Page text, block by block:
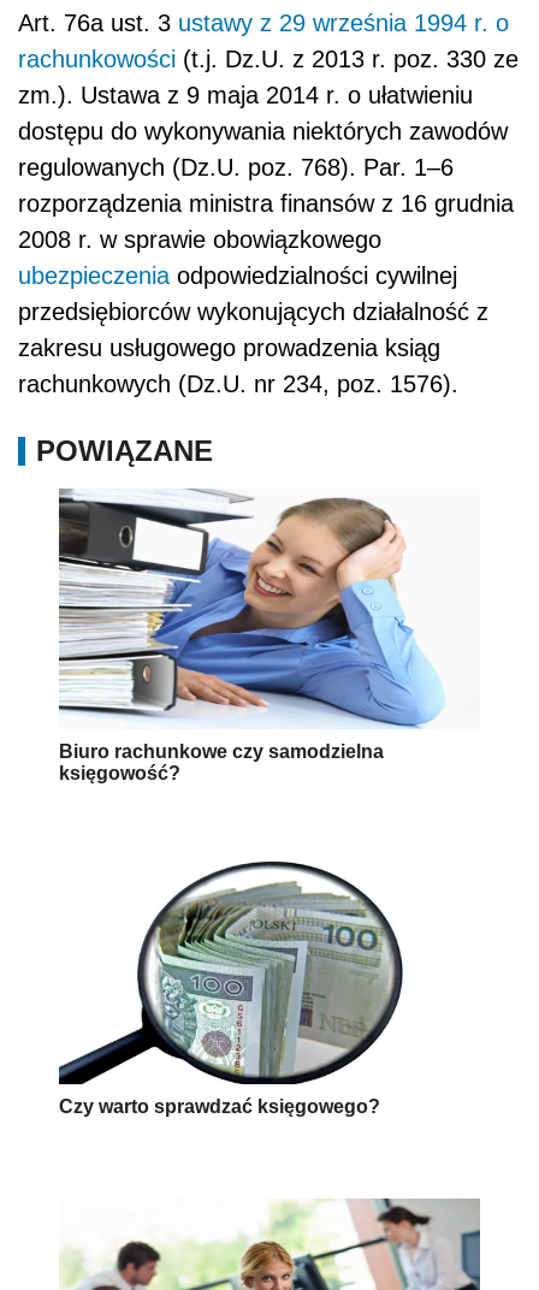
Art. 76a ust. 3 ustawy z 29 września 1994 r. o
rachunkowości (t.j. Dz.U. z 2013 r. poz. 330 ze
zm.). Ustawa z 9 maja 2014 r. o ułatwieniu
dostępu do wykonywania niektórych zawodów
regulowanych (Dz.U. poz. 768). Par. 1–6
rozporządzenia ministra finansów z 16 grudnia
2008 r. w sprawie obowiązkowego
ubezpieczenia odpowiedzialności cywilnej
przedsiębiorców wykonujących działalność z
zakresu usługowego prowadzenia ksiąg
rachunkowych (Dz.U. nr 234, poz. 1576).
POWIĄZANE
Biuro rachunkowe czy samodzielna
księgowość?
Czy warto sprawdzać księgowego?